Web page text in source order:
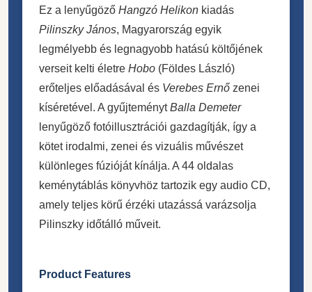
Ez a lenyűgöző Hangzó Helikon kiadás
Pilinszky János, Magyarország egyik
legmélyebb és legnagyobb hatású költőjének
verseit kelti életre Hobo (Földes László)
erőteljes előadásával és Verebes Ernő zenei
kíséretével. A gyűjteménytBalla Demeter
lenyűgöző fotóillusztrációi gazdagítják, így a
kötet irodalmi, zenei és vizuális művészet
különleges fúzióját kínálja. A 44 oldalas
keménytáblás könyvhöz tartozik egy audio CD,
amely teljes körű érzéki utazássá varázsolja
Pilinszky időtálló műveit.
Product Features